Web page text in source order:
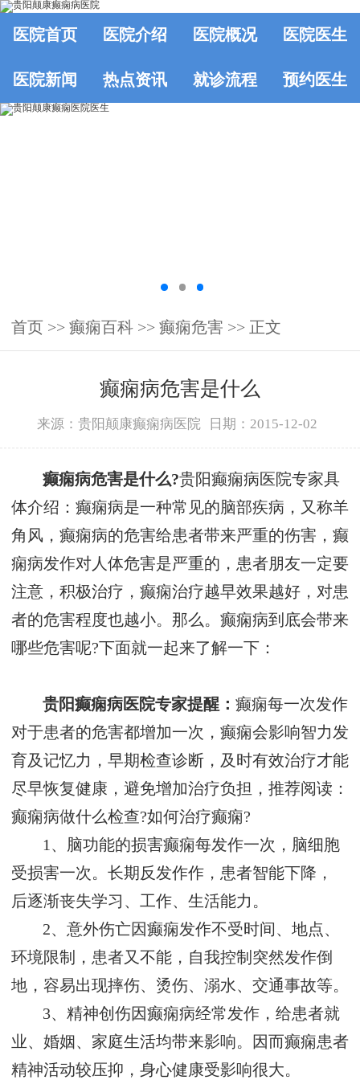
医院首页 医院介绍 医院概况 医院医生
医院新闻 热点资讯 就诊流程 预约医生
首页 >> 癫痫百科 >> 癫痫危害 >> 正文
癫痫病危害是什么
来源：贵阳颠康癫痫病医院 日期：2015-12-02
癫痫病危害是什么?贵阳癫痫病医院专家具
体介绍：癫痫病是一种常见的脑部疾病，又称羊
角风，癫痫病的危害给患者带来严重的伤害，癫
痫病发作对人体危害是严重的，患者朋友一定要
注意，积极治疗，癫痫治疗越早效果越好，对患
者的危害程度也越小。那么。癫痫病到底会带来
哪些危害呢?下面就一起来了解一下：
贵阳癫痫病医院专家提醒：癫痫每一次发作
对于患者的危害都增加一次，癫痫会影响智力发
育及记忆力，早期检查诊断，及时有效治疗才能
尽早恢复健康，避免增加治疗负担，推荐阅读：
癫痫病做什么检查?如何治疗癫痫?
1、脑功能的损害癫痫每发作一次，脑细胞
受损害一次。长期反发作作，患者智能下降，
后逐渐丧失学习、工作、生活能力。
2、意外伤亡因癫痫发作不受时间、地点、
环境限制，患者又不能，自我控制突然发作倒
地，容易出现摔伤、烫伤、溺水、交通事故等。
3、精神创伤因癫痫病经常发作，给患者就
业、婚姻、家庭生活均带来影响。因而癫痫患者
精神活动较压抑，身心健康受影响很大。